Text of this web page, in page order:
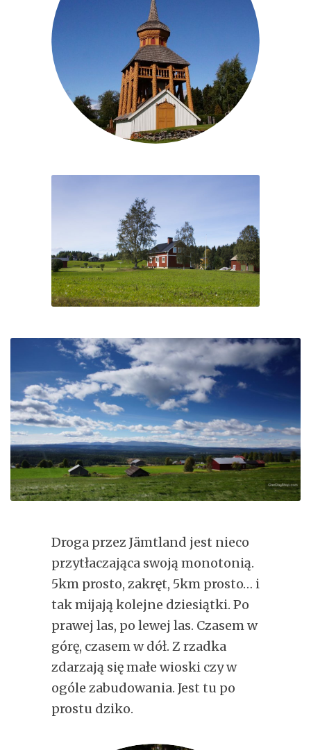
Droga przez Jämtland jest nieco
przytłaczająca swoją monotonią.
5km prosto, zakręt, 5km prosto… i
tak mijają kolejne dziesiątki. Po
prawej las, po lewej las. Czasem w
górę, czasem w dół. Z rzadka
zdarzają się małe wioski czy w
ogóle zabudowania. Jest tu po
prostu dziko.